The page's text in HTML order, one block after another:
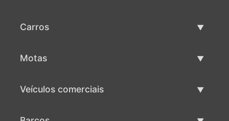
Carros
Motas
Veículos comerciais